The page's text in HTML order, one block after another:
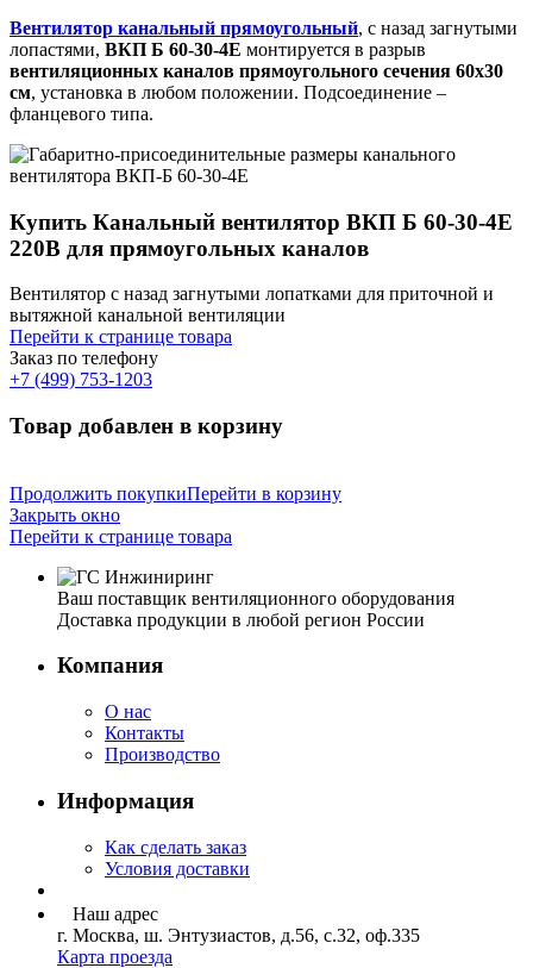
Вентилятор канальный прямоугольный, с назад загнутыми
лопастями, ВКП Б 60-30-4Е монтируется в разрыв
вентиляционных каналов прямоугольного сечения 60х30
см, установка в любом положении. Подсоединение –
фланцевого типа.
Купить Канальный вентилятор ВКП Б 60-30-4Е
220В для прямоугольных каналов
Вентилятор с назад загнутыми лопатками для приточной и
вытяжной канальной вентиляции
Перейти к странице товара
Заказ по телефону
+7 (499) 753-1203
Товар добавлен в корзину
Продолжить покупкиПерейти в корзину
Закрыть окно
Перейти к странице товара
Ваш поставщик вентиляционного оборудования
Доставка продукции в любой регион России
Компания
О нас
Контакты
Производство
Информация
Как сделать заказ
Условия доставки
Наш адрес
г. Москва, ш. Энтузиастов, д.56, с.32, оф.335
Карта проезда